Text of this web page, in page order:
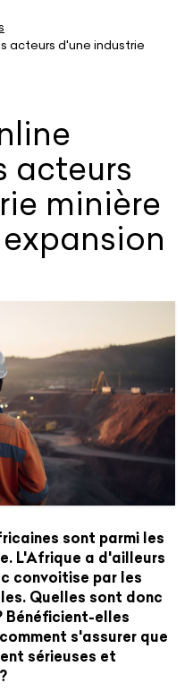
acteurs d'une industrie
acteurs
minière
sont parmi les
L'Afrique a d'ailleurs
convoitise par les
Quelles sont donc
Bénéficient-elles
s'assurer que
sérieuses et